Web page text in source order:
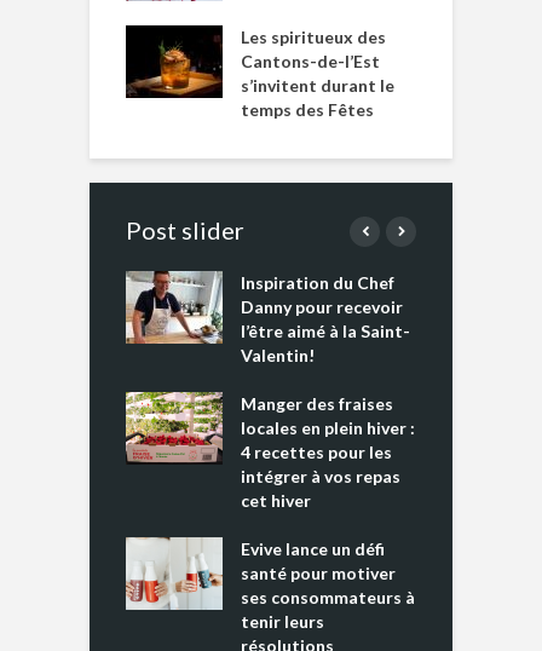
Les spiritueux des
Cantons-de-l’Est
s’invitent durant le
temps des Fêtes
Post slider
Inspiration du Chef
Danny pour recevoir
l’être aimé à la Saint-
Valentin!
Manger des fraises
locales en plein hiver :
4 recettes pour les
intégrer à vos repas
cet hiver
Evive lance un défi
santé pour motiver
ses consommateurs à
tenir leurs
résolutions